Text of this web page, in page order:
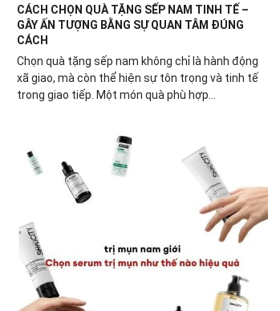
CÁCH CHỌN QUÀ TẶNG SẾP NAM TINH TẾ –
GÂY ẤN TƯỢNG BẰNG SỰ QUAN TÂM ĐÚNG
CÁCH
Chọn quà tặng sếp nam không chỉ là hành động
xã giao, mà còn thể hiện sự tôn trọng và tinh tế
trong giao tiếp. Một món quà phù hợp...